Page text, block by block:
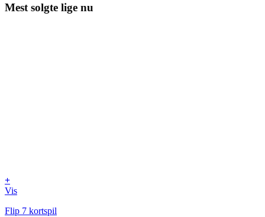
Mest solgte lige nu
+
Vis
Flip 7 kortspil